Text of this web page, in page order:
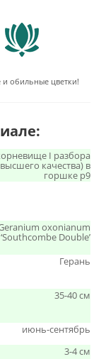
обильные цветки!
I разбора
качества) в
горшке р9
oxonianum
‘Southcombe Double’
Герань
35-40 см
июнь-сентябрь
3-4 см